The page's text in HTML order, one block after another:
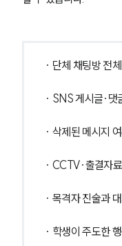
뉴
· 단체 채팅방 전
· SNS 게시글·댓
· 삭제된 메시지
· CCTV·출결자
· 목격자 진술과
· 학생이 주도한